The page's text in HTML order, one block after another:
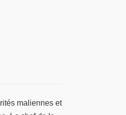
maliennes et